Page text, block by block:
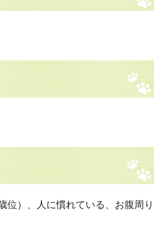
位）、人に慣れている、お腹周り